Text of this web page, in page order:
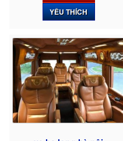
YÊU THÍCH